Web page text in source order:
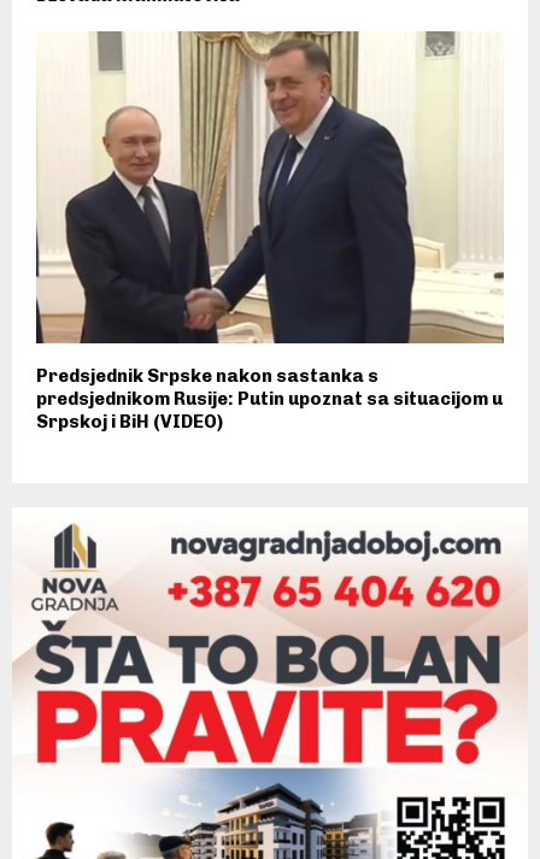
Predsjednik Srpske nakon sastanka s
predsjednikom Rusije: Putin upoznat sa situacijom u
Srpskoj i BiH (VIDEO)